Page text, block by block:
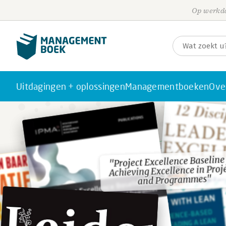
Op
Uitdagingen + oplossingenManagementboeken
"Project Excellence
Achieving Excellence in
and Programmes"
"Project Excellence
Achieving Excellence in
and Programmes"